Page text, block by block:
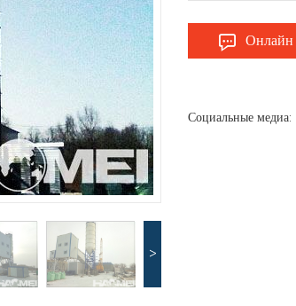
>
Онлайн
Социальные медиа: